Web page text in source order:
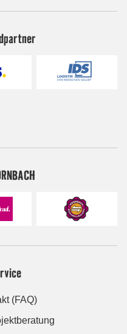
(FAQ)